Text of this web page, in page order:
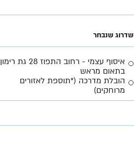
שדרוג שנבחר
איסוף עצמי - רחוב התפוז 28 גת רימון
בתאום מראש
הובלת מדרכה (*תוספת לאזורים
מרוחקים)